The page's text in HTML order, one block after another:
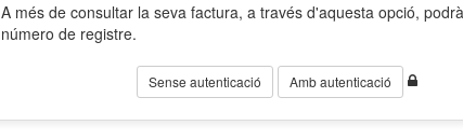
A més de consultar la seva factura, a través d'aquesta opció,
número de registre.
Sense autenticació Amb autenticació